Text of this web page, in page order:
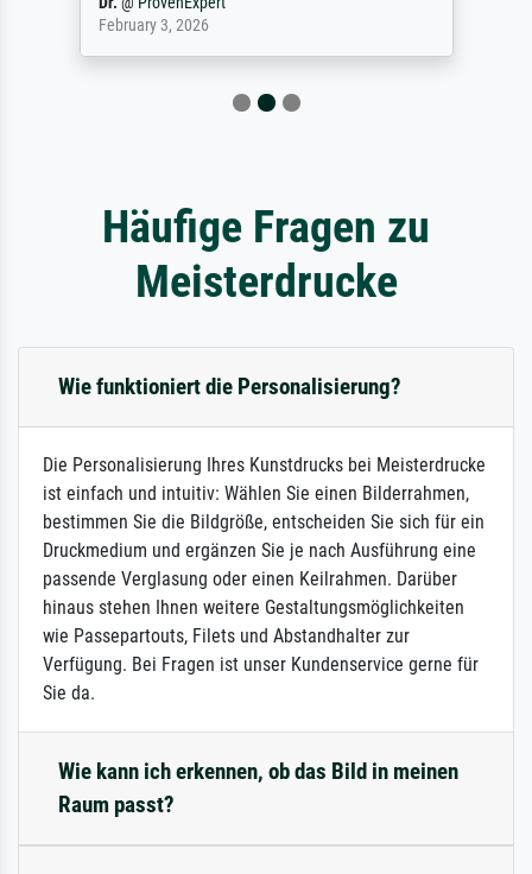
February 3, 2026
Häufige Fragen zu
Meisterdrucke
Wie funktioniert die Personalisierung?
Die Personalisierung Ihres Kunstdrucks bei Meisterdrucke
ist einfach und intuitiv: Wählen Sie einen Bilderrahmen,
bestimmen Sie die Bildgröße, entscheiden Sie sich für ein
Druckmedium und ergänzen Sie je nach Ausführung eine
passende Verglasung oder einen Keilrahmen. Darüber
hinaus stehen Ihnen weitere Gestaltungsmöglichkeiten
wie Passepartouts, Filets und Abstandhalter zur
Verfügung. Bei Fragen ist unser Kundenservice gerne für
Sie da.
Wie kann ich erkennen, ob das Bild in meinen
Raum passt?